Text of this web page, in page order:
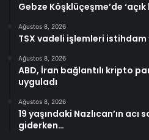
Gebze Köşklüçeşme’de
Ağustos 8, 2026
TSX vadeli işlemleri
Ağustos 8, 2026
ABD, İran bağlantılı kripto
uyguladı
Ağustos 8, 2026
19 yaşındaki Nazlıcan’ın
giderken…